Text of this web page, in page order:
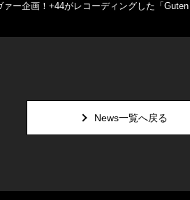
ー企画！+44がレコーディングした「
News一覧へ戻る